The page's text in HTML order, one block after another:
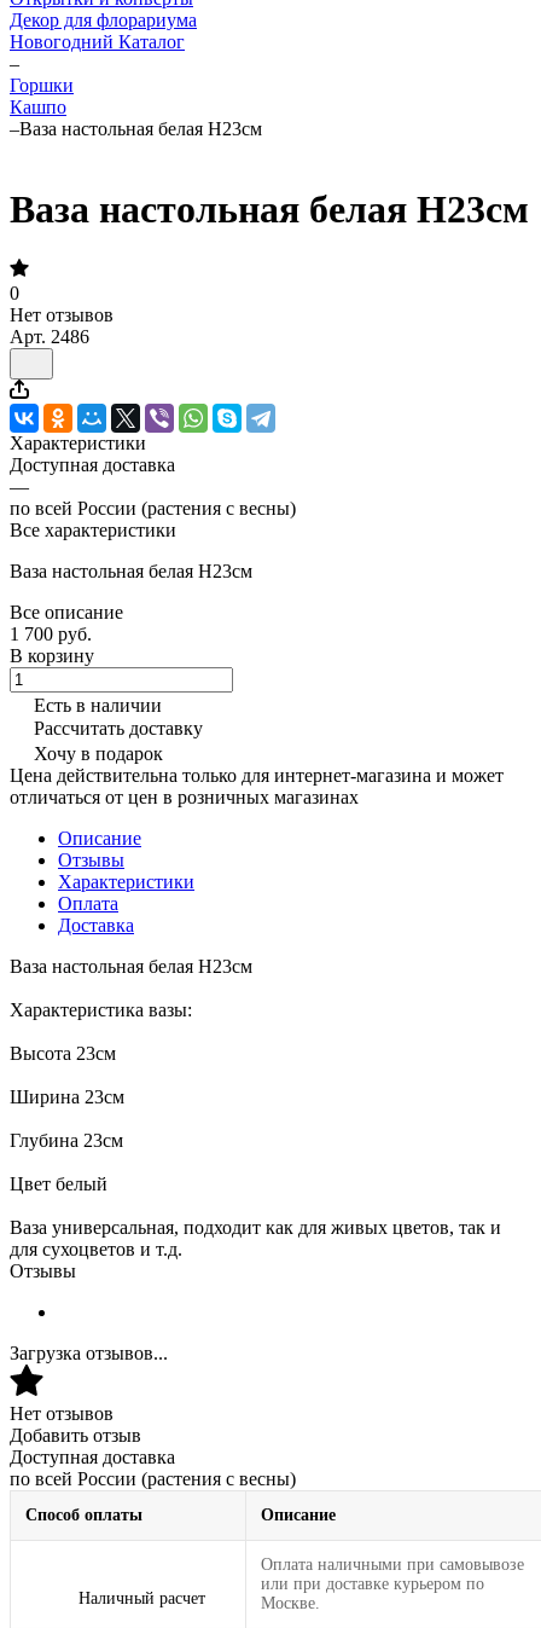
Декор для флорариума
Новогодний Каталог
–
Горшки
Кашпо
–Ваза настольная белая H23см
Ваза настольная белая H23см
0
Нет отзывов
Арт. 2486
Характеристики
Доступная доставка
—
по всей России (растения с весны)
Все характеристики
Ваза настольная белая H23см
Все описание
1 700 руб.
В корзину
Есть в наличии
Рассчитать доставку
Хочу в подарок
Цена действительна только для интернет-магазина и может
отличаться от цен в розничных магазинах
Описание
Отзывы
Характеристики
Оплата
Доставка
Ваза настольная белая H23см
Характеристика вазы:
Высота 23см
Ширина 23см
Глубина 23см
Цвет белый
Ваза универсальная, подходит как для живых цветов, так и
для сухоцветов и т.д.
Отзывы
Загрузка отзывов...
Нет отзывов
Добавить отзыв
Доступная доставка
по всей России (растения с весны)
Способ оплаты Описание
Наличный расчет
Оплата наличными при самовывозе
или при доставке курьером по
Москве.